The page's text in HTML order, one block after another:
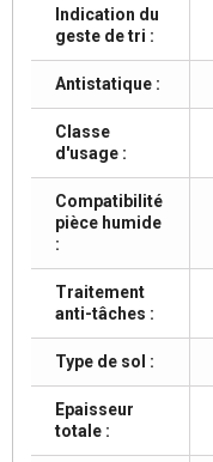
Indication du
geste de tri :
Antistatique :
Classe
d'usage :
Compatibilité
pièce humide
:
Traitement
anti-tâches :
Type de sol :
Epaisseur
totale :